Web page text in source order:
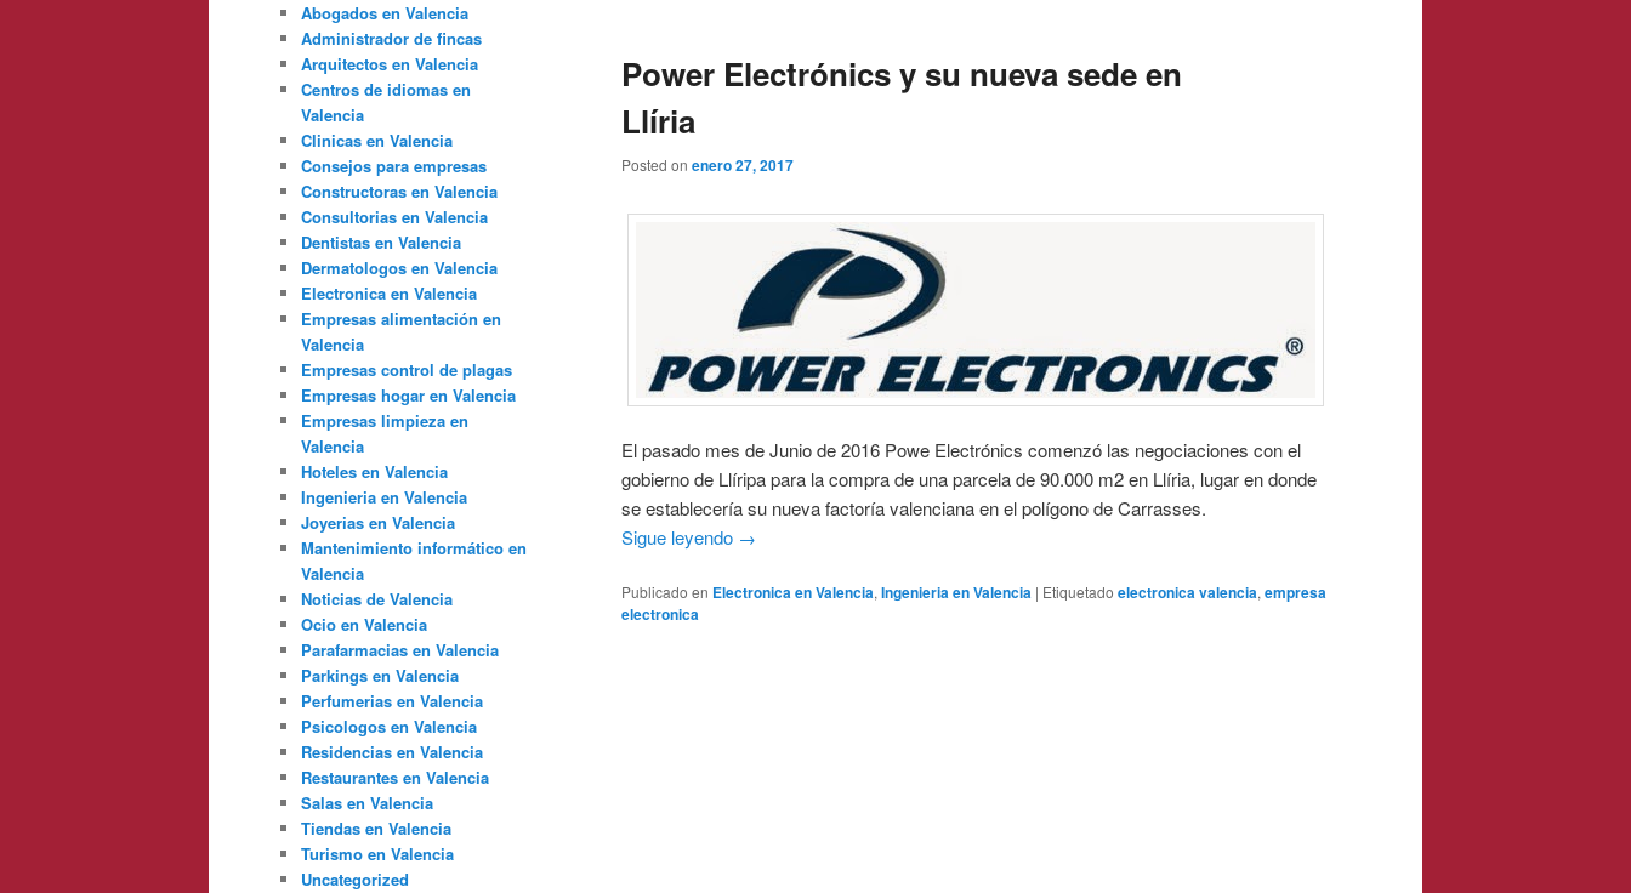
Power Electrónics y su nueva sede en
Llíria
Posted on enero 27, 2017
El pasado mes de Junio de 2016 Powe Electrónics comenzó las negociaciones con el
gobierno de Llíripa para la compra de una parcela de 90.000 m2 en Llíria, lugar en donde
se establecería su nueva factoría valenciana en el polígono de Carrasses.
Sigue leyendo →
Publicado en Electronica en Valencia, Ingenieria en Valencia | Etiquetado electronica valencia, empresa
electronica
Abogados en Valencia
Administrador de fincas
Arquitectos en Valencia
Centros de idiomas en
Valencia
Clinicas en Valencia
Consejos para empresas
Constructoras en Valencia
Consultorias en Valencia
Dentistas en Valencia
Dermatologos en Valencia
Electronica en Valencia
Empresas alimentación en
Valencia
Empresas control de plagas
Empresas hogar en Valencia
Empresas limpieza en
Valencia
Hoteles en Valencia
Ingenieria en Valencia
Joyerias en Valencia
Mantenimiento informático en
Valencia
Noticias de Valencia
Ocio en Valencia
Parafarmacias en Valencia
Parkings en Valencia
Perfumerias en Valencia
Psicologos en Valencia
Residencias en Valencia
Restaurantes en Valencia
Salas en Valencia
Tiendas en Valencia
Turismo en Valencia
Uncategorized